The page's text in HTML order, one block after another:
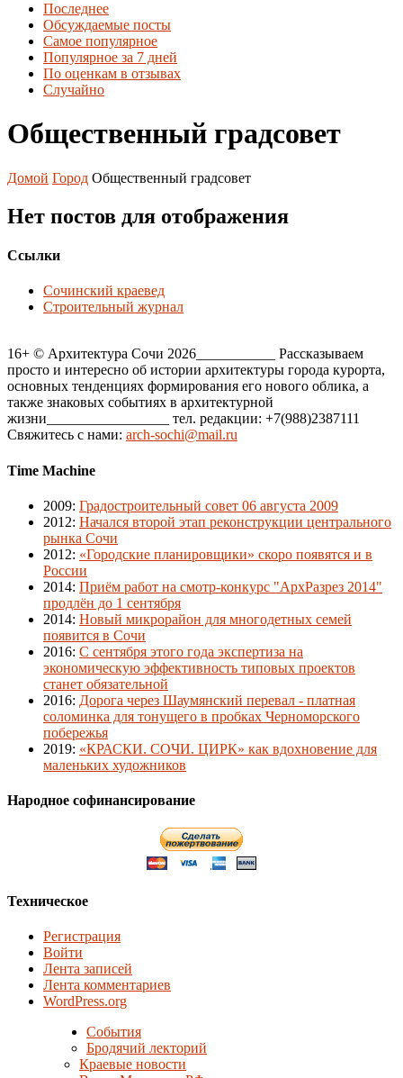
Последнее
Обсуждаемые посты
Самое популярное
Популярное за 7 дней
По оценкам в отзывах
Случайно
Общественный градсовет
Домой Город Общественный градсовет
Нет постов для отображения
Ссылки
Сочинский краевед
Строительный журнал
16+ © Архитектура Сочи 2026___________ Рассказываем
просто и интересно об истории архитектуры города курорта,
основных тенденциях формирования его нового облика, а
также знаковых событиях в архитектурной
жизни_________________ тел. редакции: +7(988)2387111
Свяжитесь с нами: arch-sochi@mail.ru
Time Machine
2009: Градостроительный совет 06 августа 2009
2012: Начался второй этап реконструкции центрального
рынка Сочи
2012: «Городские планировщики» скоро появятся и в
России
2014: Приём работ на смотр-конкурс "АрхРазрез 2014"
продлён до 1 сентября
2014: Новый микрорайон для многодетных семей
появится в Сочи
2016: С сентября этого года экспертиза на
экономическую эффективность типовых проектов
станет обязательной
2016: Дорога через Шаумянский перевал - платная
соломинка для тонущего в пробках Черноморского
побережья
2019: «КРАСКИ. СОЧИ. ЦИРК» как вдохновение для
маленьких художников
Народное софинансирование
Техническое
Регистрация
Войти
Лента записей
Лента комментариев
WordPress.org
События
Бродячий лекторий
Краевые новости